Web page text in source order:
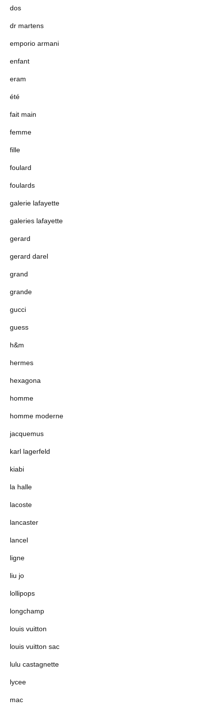
dos
dr martens
emporio armani
enfant
eram
été
fait main
femme
fille
foulard
foulards
galerie lafayette
galeries lafayette
gerard
gerard darel
grand
grande
gucci
guess
h&m
hermes
hexagona
homme
homme moderne
jacquemus
karl lagerfeld
kiabi
la halle
lacoste
lancaster
lancel
ligne
liu jo
lollipops
longchamp
louis vuitton
louis vuitton sac
lulu castagnette
lycee
mac